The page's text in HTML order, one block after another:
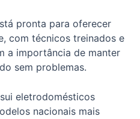
pronta para oferecer
com técnicos treinados e
a importância de manter
sem problemas.
eletrodomésticos
nacionais mais